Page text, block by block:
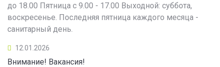
до 18.00 Пятница с 9.00 - 17.00 Выходной: суббота,
воскресенье. Последняя пятница каждого месяца -
санитарный день.
12.01.2026
Внимание! Вакансия!